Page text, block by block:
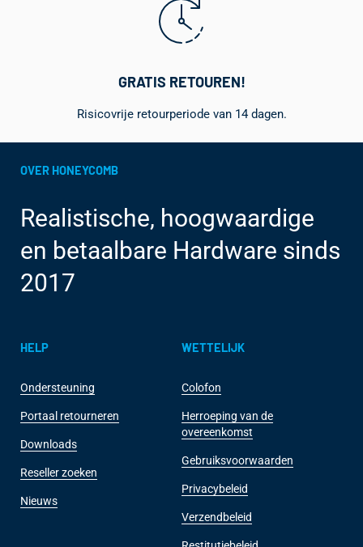
GRATIS RETOUREN!
Risicovrije retourperiode van 14 dagen.
OVER HONEYCOMB
Realistische, hoogwaardige
en betaalbare Hardware sinds
2017
HELP
Ondersteuning
Portaal retourneren
Downloads
Reseller zoeken
Nieuws
WETTELIJK
Colofon
Herroeping van de
overeenkomst
Gebruiksvoorwaarden
Privacybeleid
Verzendbeleid